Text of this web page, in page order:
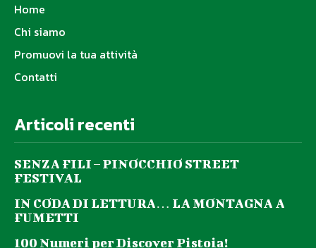
Home
Chi siamo
Promuovi la tua attività
Contatti
Articoli recenti
SENZA FILI – PINOCCHIO STREET
FESTIVAL
IN CODA DI LETTURA… LA MONTAGNA A
FUMETTI
100 Numeri per Discover Pistoia!